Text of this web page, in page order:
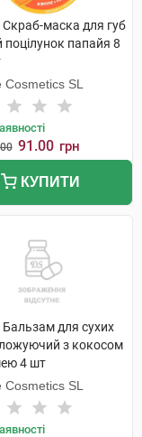
Скраб-маска для губ
папайя 8
Cosmetics SL
91.00 грн
КУПИТИ
Бальзам для сухих
з кокосом
4 шт
Cosmetics SL